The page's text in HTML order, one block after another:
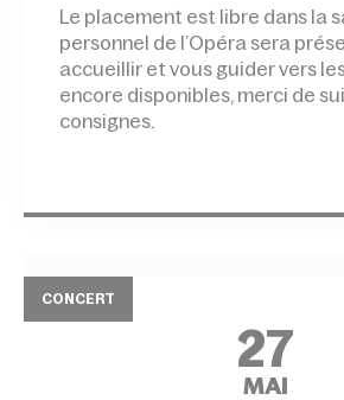
Le placement est libre dans la
personnel de l’Opéra sera
accueillir et vous guider vers
encore disponibles, merci de
consignes.
CONCERT
27
MAI